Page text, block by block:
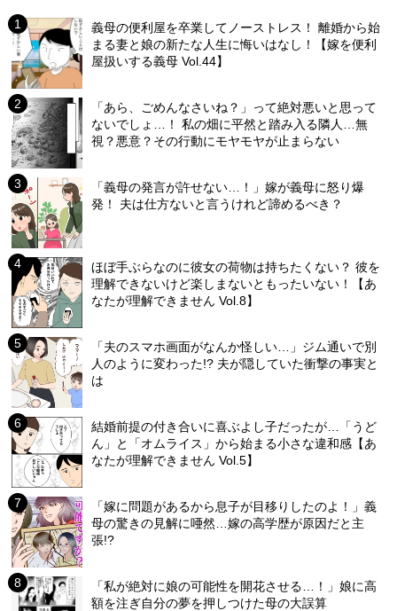
義母の便利屋を卒業してノーストレス！ 離婚から始
まる妻と娘の新たな人生に悔いはなし！【嫁を便利
屋扱いする義母 Vol.44】
「あら、ごめんなさいね？」って絶対悪いと思って
ないでしょ…！ 私の畑に平然と踏み入る隣人…無
視？悪意？その行動にモヤモヤが止まらない
「義母の発言が許せない…！」嫁が義母に怒り爆
発！ 夫は仕方ないと言うけれど諦めるべき？
ほぼ手ぶらなのに彼女の荷物は持ちたくない？ 彼を
理解できないけど楽しまないともったいない！【あ
なたが理解できません Vol.8】
「夫のスマホ画面がなんか怪しい…」ジム通いで別
人のように変わった!? 夫が隠していた衝撃の事実と
は
結婚前提の付き合いに喜ぶよし子だったが…「うど
ん」と「オムライス」から始まる小さな違和感【あ
なたが理解できません Vol.5】
「嫁に問題があるから息子が目移りしたのよ！」義
母の驚きの見解に唖然…嫁の高学歴が原因だと主
張!?
「私が絶対に娘の可能性を開花させる…！」娘に高
額を注ぎ自分の夢を押しつけた母の大誤算